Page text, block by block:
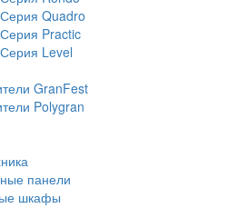
Серия Quadro
Серия Practic
Серия Level
GranFest
Polygran
панели
шкафы